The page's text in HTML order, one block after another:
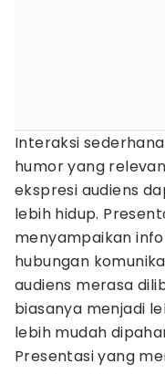
Interaksi
humor yang
ekspresi audiens
lebih hidup.
menyampaikan
hubungan
audiens merasa
biasanya menjadi
lebih mudah
Presentasi yang